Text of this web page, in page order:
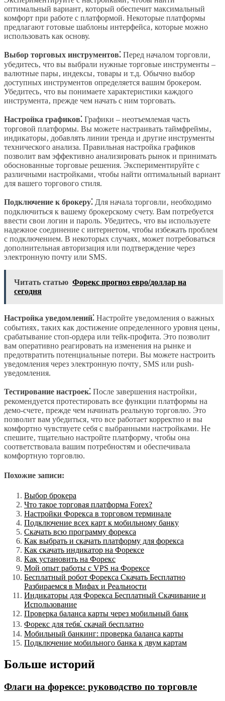
оптимальный вариант‚ который обеспечит максимальный
комфорт при работе с платформой. Некоторые платформы
предлагают готовые шаблоны интерфейса‚ которые можно
использовать как основу.
Выбор торговых инструментов⁚ Перед началом торговли‚
убедитесь‚ что вы выбрали нужные торговые инструменты –
валютные пары‚ индексы‚ товары и т.д. Обычно выбор
доступных инструментов определяется вашим брокером.
Убедитесь‚ что вы понимаете характеристики каждого
инструмента‚ прежде чем начать с ним торговать.
Настройка графиков⁚ Графики – неотъемлемая часть
торговой платформы. Вы можете настраивать таймфреймы‚
индикаторы‚ добавлять линии тренда и другие инструменты
технического анализа. Правильная настройка графиков
позволит вам эффективно анализировать рынок и принимать
обоснованные торговые решения. Экспериментируйте с
различными настройками‚ чтобы найти оптимальный вариант
для вашего торгового стиля.
Подключение к брокеру⁚ Для начала торговли‚ необходимо
подключиться к вашему брокерскому счету. Вам потребуется
ввести свои логин и пароль. Убедитесь‚ что вы используете
надежное соединение с интернетом‚ чтобы избежать проблем
с подключением. В некоторых случаях‚ может потребоваться
дополнительная авторизация или подтверждение через
электронную почту или SMS.
Читать статью Форекс прогноз евро/доллар на
сегодня
Настройка уведомлений⁚ Настройте уведомления о важных
событиях‚ таких как достижение определенного уровня цены‚
срабатывание стоп-ордера или тейк-профита. Это позволит
вам оперативно реагировать на изменения на рынке и
предотвратить потенциальные потери. Вы можете настроить
уведомления через электронную почту‚ SMS или push-
уведомления.
Тестирование настроек⁚ После завершения настройки‚
рекомендуется протестировать все функции платформы на
демо-счете‚ прежде чем начинать реальную торговлю. Это
позволит вам убедиться‚ что все работает корректно и вы
комфортно чувствуете себя с выбранными настройками. Не
спешите‚ тщательно настройте платформу‚ чтобы она
соответствовала вашим потребностям и обеспечивала
комфортную торговлю.
Похожие записи:
Выбор брокера
Что такое торговая платформа Forex?
Настройки Форекса в торговом терминале
Подключение всех карт к мобильному банку
Скачать всю программу форекса
Как выбрать и скачать платформу для форекса
Как скачать индикатор на Форексе
Как установить на Форекс
Мой опыт работы с VPS на Форексе
Бесплатный робот Форекса Скачать Бесплатно
Разбираемся в Мифах и Реальности
Индикаторы для Форекса Бесплатный Скачивание и
Использование
Проверка баланса карты через мобильный банк
Форекс для тебя⁚ скачай бесплатно
Мобильный банкинг: проверка баланса карты
Подключение мобильного банка к двум картам
Больше историй
Флаги на форексе: руководство по торговле